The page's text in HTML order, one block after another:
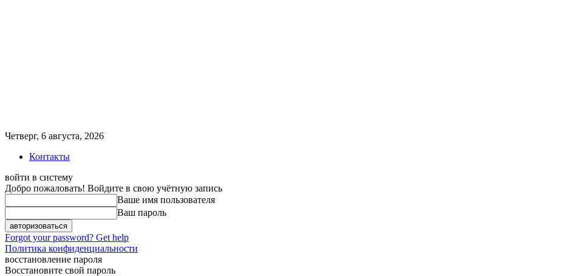
Четверг, 6 августа, 2026
Контакты
войти в систему
Добро пожаловать! Войдите в свою учётную запись
Ваше имя пользователя
Ваш пароль
Forgot your password? Get help
Политика конфиденциальности
восстановление пароля
Восстановите свой пароль